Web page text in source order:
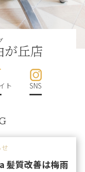
が丘店
ト SNS
質改善は梅雨